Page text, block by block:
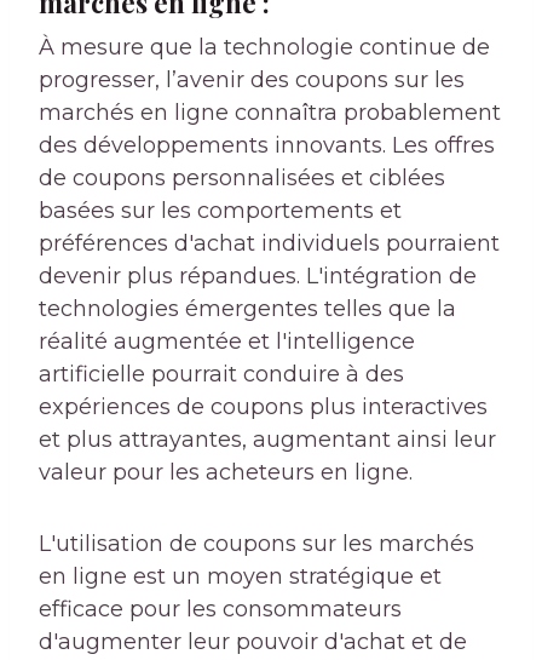
À mesure que la technologie continue de
progresser, l’avenir des coupons sur les
marchés en ligne connaîtra probablement
des développements innovants. Les offres
de coupons personnalisées et ciblées
basées sur les comportements et
préférences d'achat individuels pourraient
devenir plus répandues. L'intégration de
technologies émergentes telles que la
réalité augmentée et l'intelligence
artificielle pourrait conduire à des
expériences de coupons plus interactives
et plus attrayantes, augmentant ainsi leur
valeur pour les acheteurs en ligne.
L'utilisation de coupons sur les marchés
en ligne est un moyen stratégique et
efficace pour les consommateurs
d'augmenter leur pouvoir d'achat et de